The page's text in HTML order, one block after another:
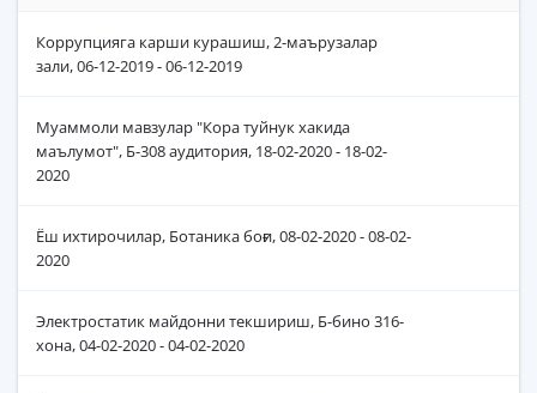
Коррупцияга карши курашиш, 2-маърузалар
зали, 06-12-2019 - 06-12-2019
Муаммоли мавзулар "Кора туйнук хакида
маълумот", Б-308 аудитория, 18-02-2020 - 18-02-
2020
Ёш ихтирочилар, Ботаника боғи, 08-02-2020 - 08-02-
2020
Электростатик майдонни текшириш, Б-бино 316-
хона, 04-02-2020 - 04-02-2020